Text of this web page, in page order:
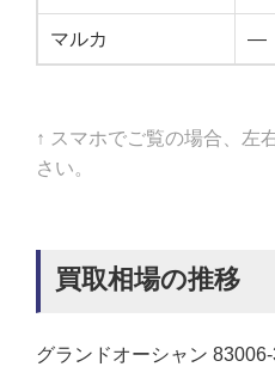
マルカ —
↑ スマホでご覧の場合、左
さい。
買取相場の推移
グランドオーシャン